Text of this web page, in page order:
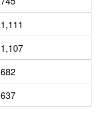
1,111
1,107
682
637